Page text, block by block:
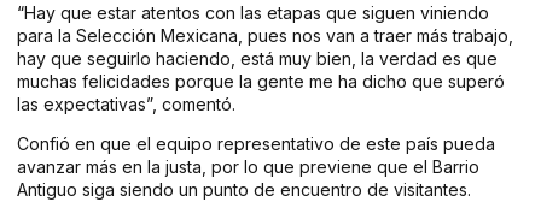
“Hay que estar atentos con las etapas que siguen viniendo
para la Selección Mexicana, pues nos van a traer más trabajo,
hay que seguirlo haciendo, está muy bien, la verdad es que
muchas felicidades porque la gente me ha dicho que superó
las expectativas”, comentó.
Confió en que el equipo representativo de este país pueda
avanzar más en la justa, por lo que previene que el Barrio
Antiguo siga siendo un punto de encuentro de visitantes.